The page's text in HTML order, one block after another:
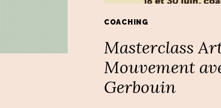
COACHING
Masterclass
Mouvement
Gerbouin